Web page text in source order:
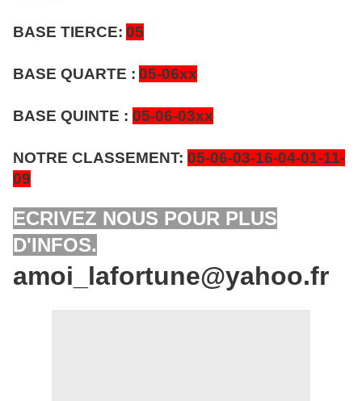
BASE TIERCE: 05
BASE QUARTE : 05-06xx
BASE QUINTE : 05-06-03xx
NOTRE CLASSEMENT: 05-06-03-16-04-01-11-
09
ECRIVEZ NOUS POUR PLUS
D'INFOS.
amoi_lafortune@yahoo.fr